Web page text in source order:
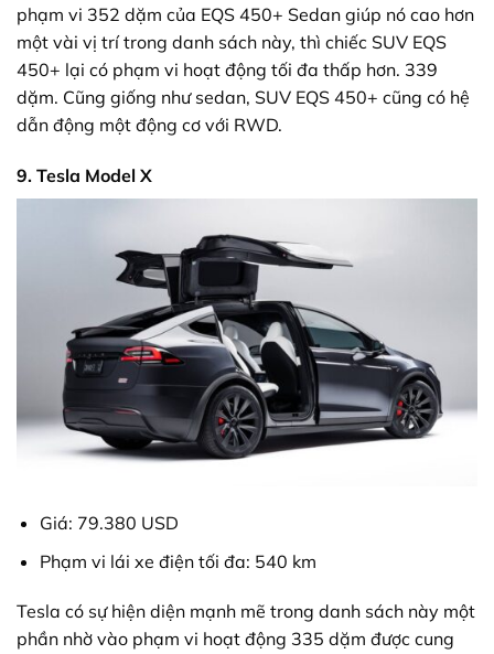
phạm vi 352 dặm của EQS 450+ Sedan giúp nó cao hơn
một vài vị trí trong danh sách này, thì chiếc SUV EQS
450+ lại có phạm vi hoạt động tối đa thấp hơn. 339
dặm. Cũng giống như sedan, SUV EQS 450+ cũng có hệ
dẫn động một động cơ với RWD.
9. Tesla Model X
Giá: 79.380 USD
Phạm vi lái xe điện tối đa: 540 km
Tesla có sự hiện diện mạnh mẽ trong danh sách này một
phần nhờ vào phạm vi hoạt động 335 dặm được cung